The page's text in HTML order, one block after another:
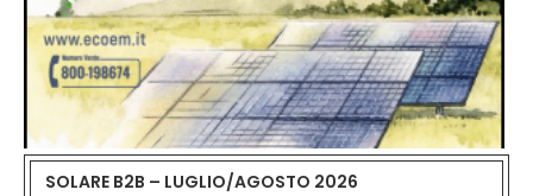
SOLARE B2B – LUGLIO/AGOSTO 2026